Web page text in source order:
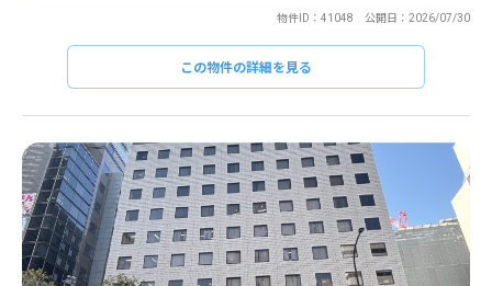
物件ID：41048 公開日：2026/07/30
この物件の詳細を見る